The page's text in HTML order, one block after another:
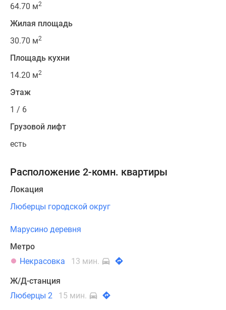
64.70 м2
Жилая площадь
30.70 м2
Площадь кухни
14.20 м2
Этаж
1 / 6
Грузовой лифт
есть
Расположение 2-комн. квартиры
Локация
Люберцы городской округ
Марусино деревня
Метро
Некрасовка
13 мин.
Ж/Д-станция
Люберцы 2
15 мин.